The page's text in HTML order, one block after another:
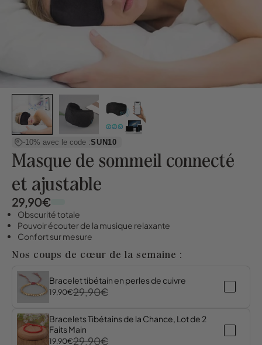
-10% avec le code :SUN10
Masque de sommeil connecté
et ajustable
29,90€
Obscurité totale
Pouvoir écouter de la musique relaxante
Confort sur mesure
Nos coups de cœur de la semaine :
Bracelet tibétain en perles de cuivre
19,90€29,90€
Bracelets Tibétains de la Chance, Lot de 2
Faits Main
19,90€29,90€